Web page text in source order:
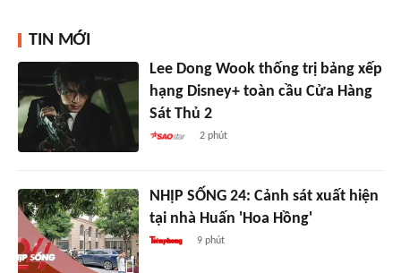
TIN MỚI
Lee Dong Wook thống trị bảng xếp
hạng Disney+ toàn cầu Cửa Hàng
Sát Thủ 2
2 phút
NHỊP SỐNG 24: Cảnh sát xuất hiện
tại nhà Huấn 'Hoa Hồng'
9 phút